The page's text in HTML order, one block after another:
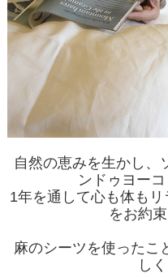
自然の恵みを生かし、
ンドゥヨーコ
1年を通して心も体も
をお約
麻のシーツを使ったこ
し